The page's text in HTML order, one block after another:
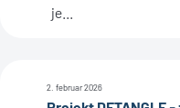
je...
2. februar 2026